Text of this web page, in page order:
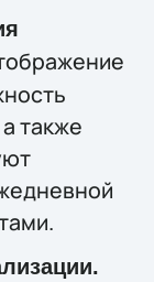
также